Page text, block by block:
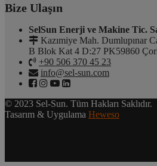
Bize Ulaşın
SelSun Enerji ve Makine Tic.
Kazımiye Mah. Dumlupınar
B Blok Kat 4 D:27 PK59860
+90 506 370 45 23
info@sel-sun.com
© 2023 Sel-Sun. Tüm Hakları Saklıdır.
Tasarım & Uygulama Heweso